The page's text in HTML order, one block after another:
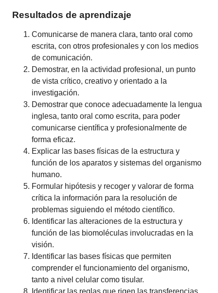
Resultados de aprendizaje
Comunicarse de manera clara, tanto oral como
escrita, con otros profesionales y con los medios
de comunicación.
Demostrar, en la actividad profesional, un punto
de vista crítico, creativo y orientado a la
investigación.
Demostrar que conoce adecuadamente la lengua
inglesa, tanto oral como escrita, para poder
comunicarse científica y profesionalmente de
forma eficaz.
Explicar las bases físicas de la estructura y
función de los aparatos y sistemas del organismo
humano.
Formular hipótesis y recoger y valorar de forma
crítica la información para la resolución de
problemas siguiendo el método científico.
Identificar las alteraciones de la estructura y
función de las biomoléculas involucradas en la
visión.
Identificar las bases físicas que permiten
comprender el funcionamiento del organismo,
tanto a nivel celular como tisular.
Identificar las reglas que rigen las transferencias